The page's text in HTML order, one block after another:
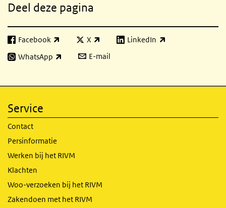
Deel deze pagina
Facebook
(externe link) X
(externe link) LinkedIn
(externe link)
WhatsApp
(externe link) E-mail
Service
Contact
Persinformatie
Werken bij het RIVM
Klachten
Woo-verzoeken bij het RIVM
Zakendoen met het RIVM